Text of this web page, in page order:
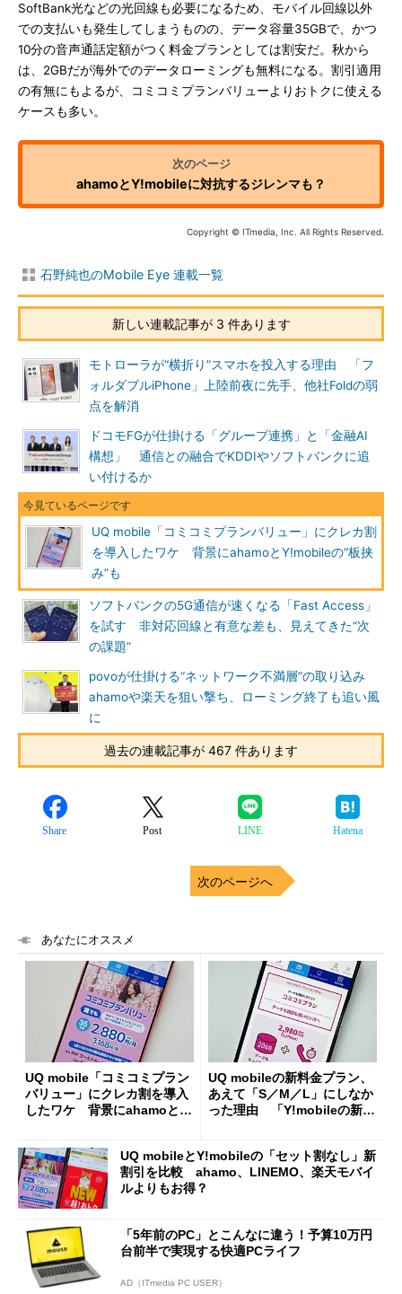
SoftBank光などの光回線も必要になるため、モバイル回線以外
での支払いも発生してしまうものの、データ容量35GBで、かつ
10分の音声通話定額がつく料金プランとしては割安だ。秋から
は、2GBだが海外でのデータローミングも無料になる。割引適用
の有無にもよるが、コミコミプランバリューよりおトクに使える
ケースも多い。
ahamoとY!mobileに対抗するジレンマも？
Copyright © ITmedia, Inc. All Rights Reserved.
石野純也のMobile Eye 連載一覧
新しい連載記事が 3 件あります
モトローラが“横折り”スマホを投入する理由 「フ
ォルダブルiPhone」上陸前夜に先手、他社Foldの弱
点を解消
ドコモFGが仕掛ける「グループ連携」と「金融AI
構想」 通信との融合でKDDIやソフトバンクに追
い付けるか
UQ mobile「コミコミプランバリュー」にクレカ割
を導入したワケ 背景にahamoとY!mobileの“板挟
み”も
ソフトバンクの5G通信が速くなる「Fast Access」
を試す 非対応回線と有意な差も、見えてきた“次
の課題”
povoが仕掛ける“ネットワーク不満層”の取り込み
ahamoや楽天を狙い撃ち、ローミング終了も追い風
に
過去の連載記事が 467 件あります
Share Post LINE Hatena
次のページへ
あなたにオススメ
UQ mobile「コミコミプラン
バリュー」にクレカ割を導入
したワケ 背景にahamoとY!
UQ mobileの新料金プラン、
あえて「S／M／L」にしなか
った理由 「Y!mobileの新料
UQ mobileとY!mobileの「セット割なし」新
割引を比較 ahamo、LINEMO、楽天モバイ
ルよりもお得？
「5年前のPC」とこんなに違う！予算10万円
台前半で実現する快適PCライフ
AD（ITmedia PC USER）